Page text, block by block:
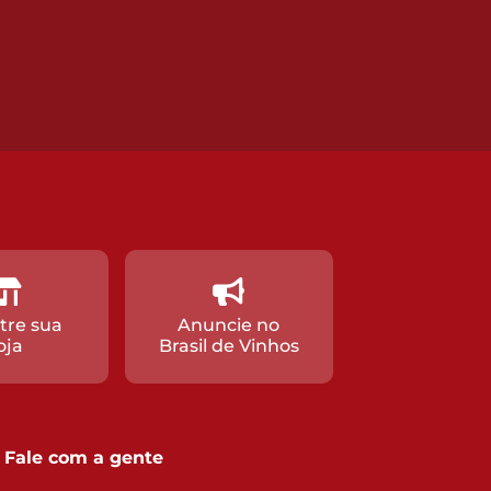
sua
Anuncie no
Brasil de Vinhos
Fale com a gente